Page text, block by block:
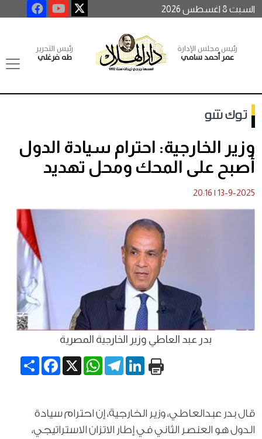
السبت 8 اغسطس 2026
رئيس مجلس الإدارة
عمر أحمد سامي
رئيس التحرير
طه فرغلي
توك شو
وزير الخارجية: احترام سيادة الدول
أصبح على المحك ومحل تهديد
13-9-2025
|
20:16
بدر عبد العاطي وزير الخارجية المصرية
Share
Facebook X
WhatsApp
TelegramLinkedIn
قال بدر عبدالعاطي، وزير الخارجية، إن احترام سيادة
الدول هو العنصر الثاني في إطار الاتزان الاستراتيجي،